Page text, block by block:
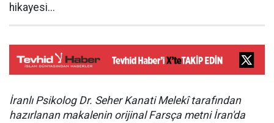
hikayesi...
İranlı Psikolog Dr. Seher Kanati Melekî tarafından
hazırlanan makalenin orijinal Farsça metni İran'da